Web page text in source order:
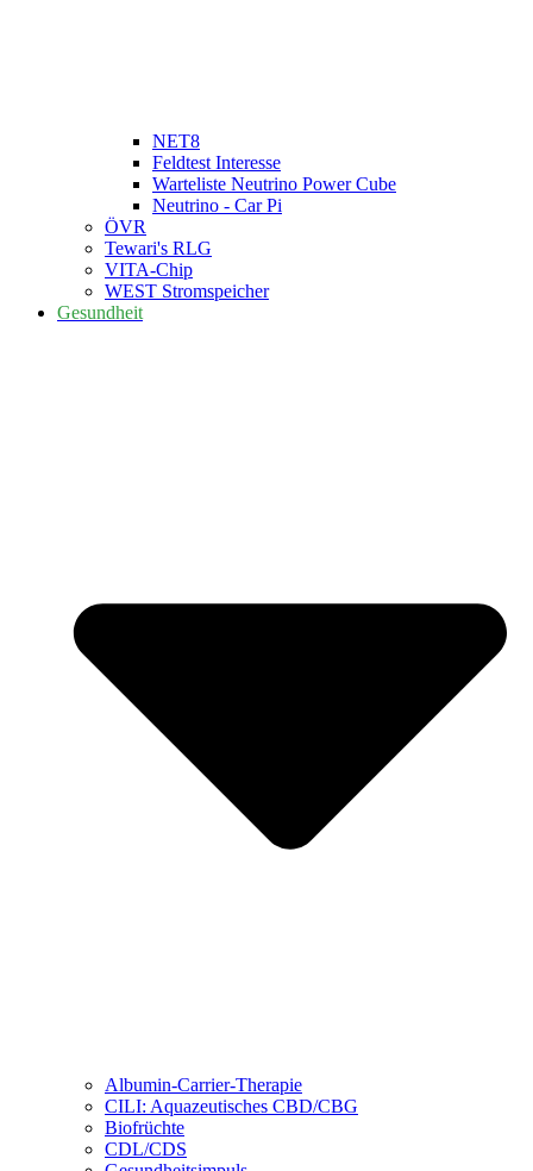
NET8
Feldtest Interesse
Warteliste Neutrino Power Cube
Neutrino - Car Pi
ÖVR
Tewari's RLG
VITA-Chip
WEST Stromspeicher
Gesundheit
Albumin-Carrier-Therapie
CILI: Aquazeutisches CBD/CBG
Biofrüchte
CDL/CDS